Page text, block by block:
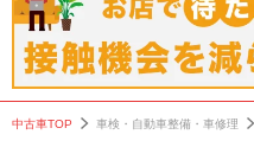
中古車TOP 車検・自動車整備・車修理